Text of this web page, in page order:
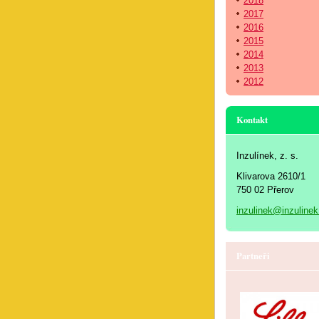
2017
2016
2015
2014
2013
2012
Kontakt
Inzulínek, z. s.
Klivarova 2610/1
750 02 Přerov
Partneři